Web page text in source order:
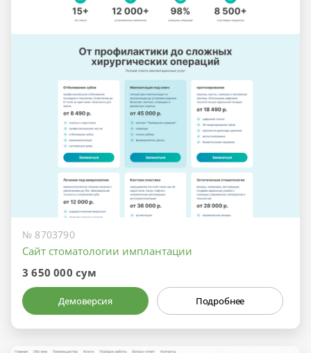
№ 8703790
Сайт стоматологии имплантации
3 650 000 сум
Демоверсия Подробнее